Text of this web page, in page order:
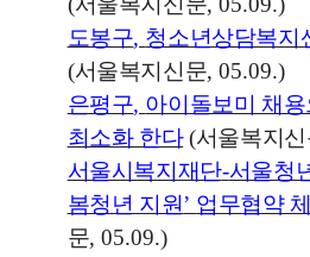
도봉구, 청소년상담복지
(서울복지신문, 05.09.)
은평구, 아이돌보미 채
최소화 한다 (서울복지
서울시복지재단-서울청
봄청년 지원’ 업무협약
문, 05.09.)